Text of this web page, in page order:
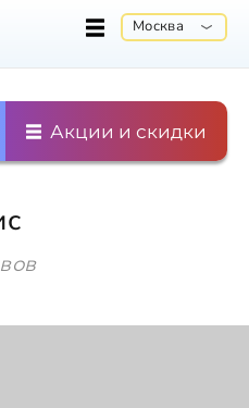
Москва
Акции и скидки